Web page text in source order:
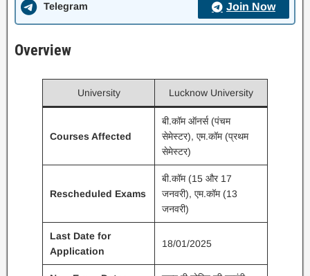
Telegram Join Now
Overview
University Lucknow University
Courses Affected
बी.कॉम ऑनर्स (पंचम
सेमेस्टर), एम.कॉम (प्रथम
सेमेस्टर)
Rescheduled Exams
बी.कॉम (15 और 17
जनवरी), एम.कॉम (13
जनवरी)
Last Date for
Application
18/01/2025